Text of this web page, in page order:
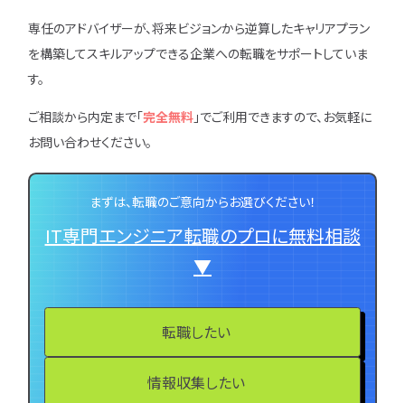
専任のアドバイザーが、将来ビジョンから逆算したキャリアプラン
を構築してスキルアップできる企業への転職をサポートしていま
す。
ご相談から内定まで「完全無料 」でご利用できますので、お気軽に
お問い合わせください。
まずは、転職のご意向からお選びください！
IT専門エンジニア転職のプロに無料相談
▼
転職したい
情報収集したい